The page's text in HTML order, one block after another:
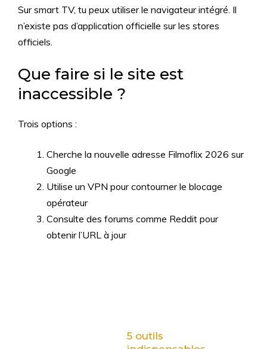
Sur smart TV, tu peux utiliser le navigateur intégré. Il
n’existe pas d’application officielle sur les stores
officiels.
Que faire si le site est
inaccessible ?
Trois options :
Cherche la nouvelle adresse Filmoflix 2026 sur
Google
Utilise un VPN pour contourner le blocage
opérateur
Consulte des forums comme Reddit pour
obtenir l’URL à jour
5 outils